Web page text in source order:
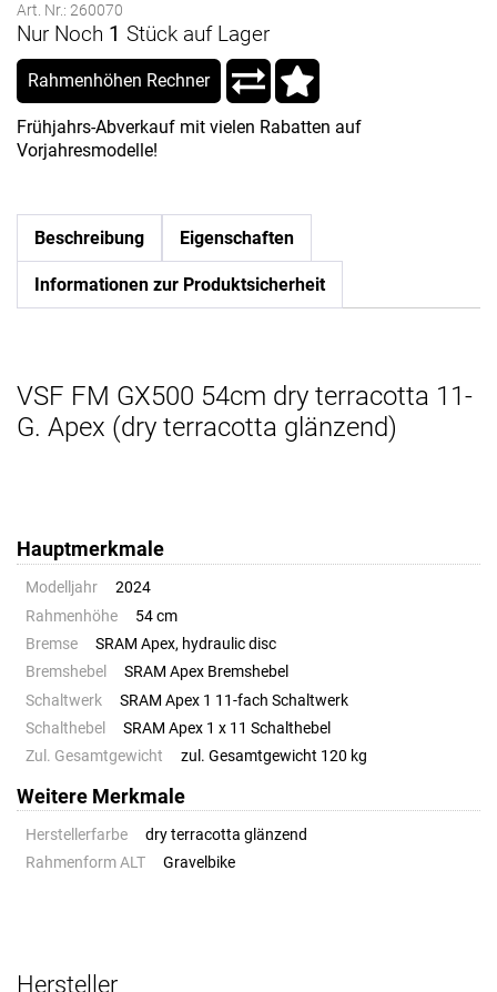
Art. Nr.: 260070
Nur Noch 1 Stück auf Lager
Rahmenhöhen Rechner
Frühjahrs-Abverkauf mit vielen Rabatten auf
Vorjahresmodelle!
Beschreibung Eigenschaften
Informationen zur Produktsicherheit
VSF FM GX500 54cm dry terracotta 11-
G. Apex (dry terracotta glänzend)
Hauptmerkmale
Modelljahr
2024
Rahmenhöhe
54 cm
Bremse
SRAM Apex, hydraulic disc
Bremshebel
SRAM Apex Bremshebel
Schaltwerk
SRAM Apex 1 11-fach Schaltwerk
Schalthebel
SRAM Apex 1 x 11 Schalthebel
Zul. Gesamtgewicht
zul. Gesamtgewicht 120 kg
Weitere Merkmale
Herstellerfarbe
dry terracotta glänzend
Rahmenform ALT
Gravelbike
Hersteller